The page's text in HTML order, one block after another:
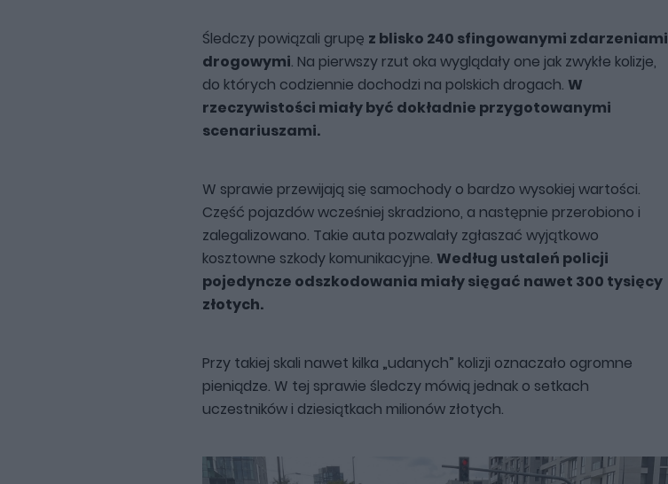
Śledczy powiązali grupę z blisko 240 sfingowanymi zdarzeniami
drogowymi. Na pierwszy rzut oka wyglądały one jak zwykłe kolizje,
do których codziennie dochodzi na polskich drogach. W
rzeczywistości miały być dokładnie przygotowanymi
scenariuszami.
W sprawie przewijają się samochody o bardzo wysokiej wartości.
Część pojazdów wcześniej skradziono, a następnie przerobiono i
zalegalizowano. Takie auta pozwalały zgłaszać wyjątkowo
kosztowne szkody komunikacyjne. Według ustaleń policji
pojedyncze odszkodowania miały sięgać nawet 300 tysięcy
złotych.
Przy takiej skali nawet kilka „udanych” kolizji oznaczało ogromne
pieniądze. W tej sprawie śledczy mówią jednak o setkach
uczestników i dziesiątkach milionów złotych.